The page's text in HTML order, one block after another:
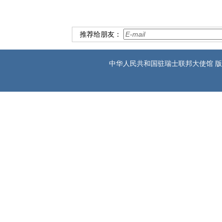
推荐给朋友：
中华人民共和国驻瑞士联邦大使馆